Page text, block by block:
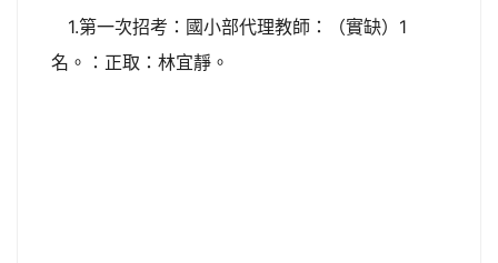
1.第一次招考：國小部代理教師：（實缺）1
名。：正取：林宜靜。